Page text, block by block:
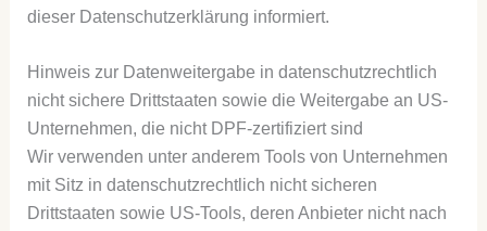
dieser Datenschutzerklärung informiert.
Hinweis zur Datenweitergabe in datenschutzrechtlich
nicht sichere Drittstaaten sowie die Weitergabe an US-
Unternehmen, die nicht DPF-zertifiziert sind
Wir verwenden unter anderem Tools von Unternehmen
mit Sitz in datenschutzrechtlich nicht sicheren
Drittstaaten sowie US-Tools, deren Anbieter nicht nach